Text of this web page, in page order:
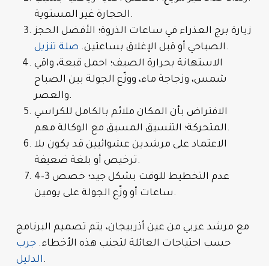
الحجارة غير المستوية.
زيارة برج العذراء في ساعات الذروة؛ الأفضل الحجز
الصباحي أو قبل الإغلاق بساعتين. صلة تنزيل
.
الاستهانة بحرارة الصيف؛ احمل قبعة، واقي
شمس، وزجاجة ماء، ووزّع الجولة بين الصباح
والعصر.
الافتراض بأن المكان ملائم بالكامل للكراسي
المتحركة؛ التنسيق المسبق مع الوكالة مهم.
الاعتماد على مرشدين عشوائيين قد يكون بلا
ترخيص أو بلغة ضعيفة.
عدم التخطيط للوقت بشكل جيد؛ خصص 3–4
ساعات أو وزّع الجولة على يومين.
مع مرشد عربي من عين أذربيجان، يتم تصميم البرنامج
حسب احتياجات العائلة لتجنب هذه الأخطاء.جرب
الدليل.